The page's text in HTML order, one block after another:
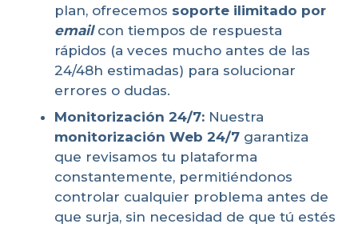
plan, ofrecemos soporte ilimitado por
emailcon tiempos de respuesta
rápidos (a veces mucho antes de las
24/48h estimadas) para solucionar
errores o dudas.
Monitorización 24/7: Nuestra
monitorización Web 24/7 garantiza
que revisamos tu plataforma
constantemente, permitiéndonos
controlar cualquier problema antes de
que surja, sin necesidad de que tú estés